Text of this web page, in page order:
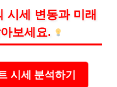
시세 변동과 미래
보세요.
시세 분석하기